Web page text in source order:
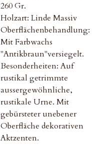
260 Gr.
Holzart: Linde Massiv
Oberflächenbehandlung:
Mit Farbwachs
"Antikbraun"versiegelt.
Besonderheiten: Auf
rustikal getrimmte
aussergewöhnliche,
rustikale Urne. Mit
gebürsteter unebener
Oberfläche dekorativen
Aktzenten.